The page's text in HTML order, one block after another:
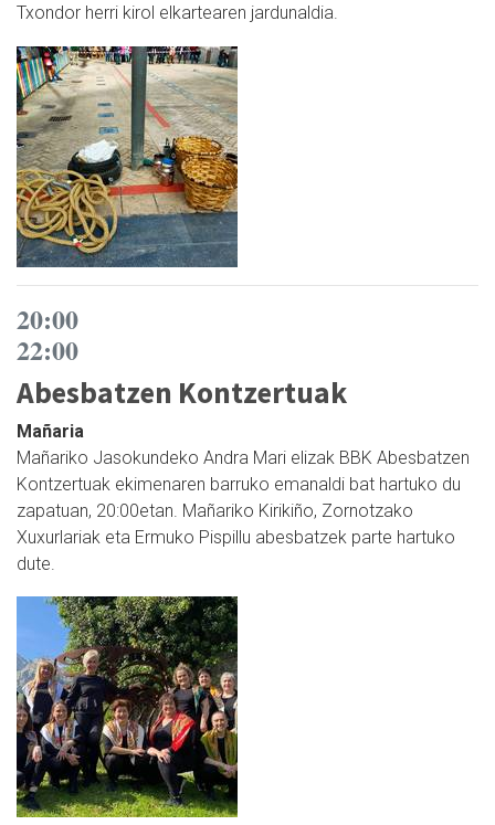
Txondor herri kirol elkartearen jardunaldia.
20:00
22:00
Abesbatzen Kontzertuak
Mañaria
Mañariko Jasokundeko Andra Mari elizak BBK Abesbatzen
Kontzertuak ekimenaren barruko emanaldi bat hartuko du
zapatuan, 20:00etan. Mañariko Kirikiño, Zornotzako
Xuxurlariak eta Ermuko Pispillu abesbatzek parte hartuko
dute.